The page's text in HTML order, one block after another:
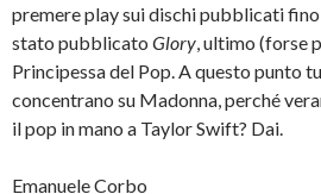
premere play sui dischi pubblicati fino
stato pubblicato Glory , ultimo (forse
Principessa del Pop. A questo punto
concentrano su Madonna, perché
il pop in mano a Taylor Swift? Dai.
Emanuele Corbo